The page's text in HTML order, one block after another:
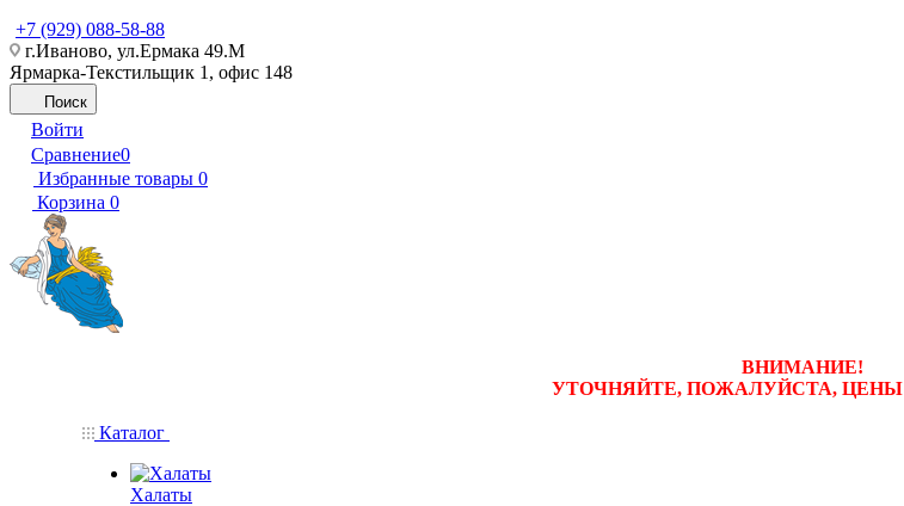
+7 (929) 088-58-88
г.Иваново, ул.Ермака 49.M
Ярмарка-Текстильщик 1, офис 148
Поиск
Войти
Сравнение0
Избранные товары 0
Корзина 0
ВНИМАНИЕ!
УТОЧНЯЙТЕ, ПОЖАЛУЙСТА, ЦЕНЫ
Каталог
Халаты